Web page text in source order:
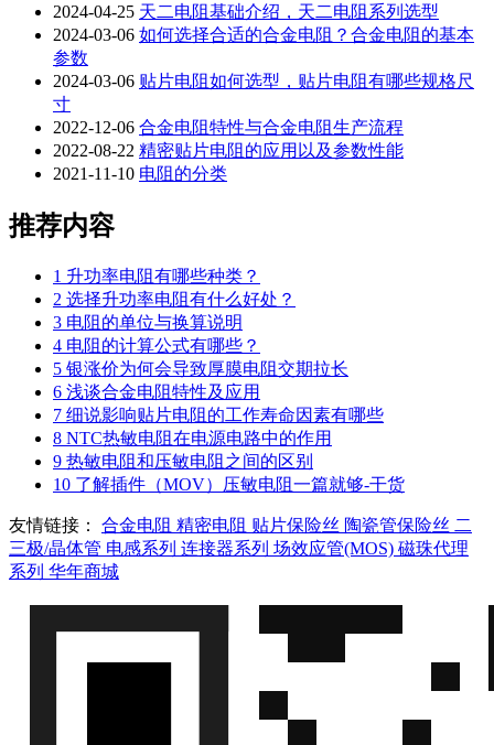
2024-04-25 天二电阻基础介绍，天二电阻系列选型
2024-03-06 如何选择合适的合金电阻？合金电阻的基本
参数
2024-03-06 贴片电阻如何选型，贴片电阻有哪些规格尺
寸
2022-12-06 合金电阻特性与合金电阻生产流程
2022-08-22 精密贴片电阻的应用以及参数性能
2021-11-10 电阻的分类
推荐内容
1 升功率电阻有哪些种类？
2 选择升功率电阻有什么好处？
3 电阻的单位与换算说明
4 电阻的计算公式有哪些？
5 银涨价为何会导致厚膜电阻交期拉长
6 浅谈合金电阻特性及应用
7 细说影响贴片电阻的工作寿命因素有哪些
8 NTC热敏电阻在电源电路中的作用
9 热敏电阻和压敏电阻之间的区别
10 了解插件（MOV）压敏电阻一篇就够-干货
友情链接： 合金电阻 精密电阻 贴片保险丝 陶瓷管保险丝 二
三极/晶体管 电感系列 连接器系列 场效应管(MOS) 磁珠代理
系列 华年商城